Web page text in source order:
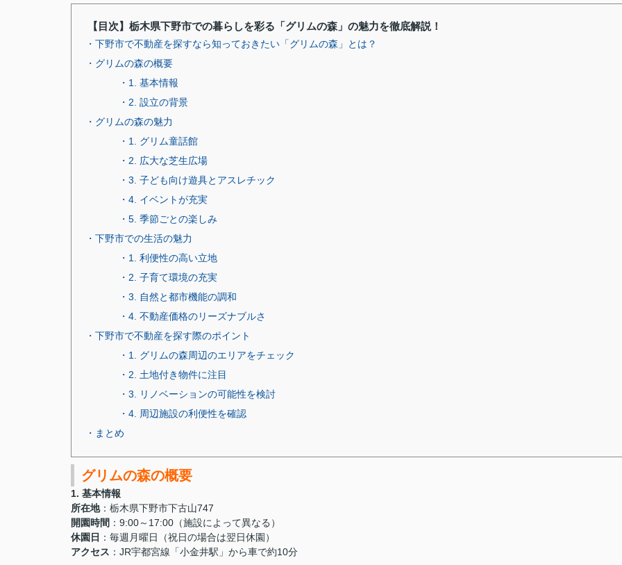
【目次】栃木県下野市での暮らしを彩る「グリムの森」の魅力を徹底解説！
・下野市で不動産を探すなら知っておきたい「グリムの森」とは？
・グリムの森の概要
・1. 基本情報
・2. 設立の背景
・グリムの森の魅力
・1. グリム童話館
・2. 広大な芝生広場
・3. 子ども向け遊具とアスレチック
・4. イベントが充実
・5. 季節ごとの楽しみ
・下野市での生活の魅力
・1. 利便性の高い立地
・2. 子育て環境の充実
・3. 自然と都市機能の調和
・4. 不動産価格のリーズナブルさ
・下野市で不動産を探す際のポイント
・1. グリムの森周辺のエリアをチェック
・2. 土地付き物件に注目
・3. リノベーションの可能性を検討
・4. 周辺施設の利便性を確認
・まとめ
グリムの森の概要
1. 基本情報
所在地：栃木県下野市下古山747
開園時間 ：9:00～17:00（施設によって異なる）
休園日 ：毎週月曜日（祝日の場合は翌日休園）
アクセス ：JR宇都宮線「小金井駅」から車で約10分